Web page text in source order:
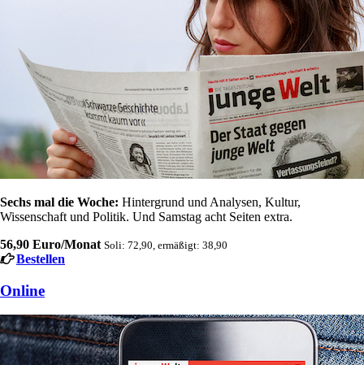
Sechs mal die Woche: Hintergrund und Analysen, Kultur,
Wissenschaft und Politik. Und Samstag acht Seiten extra.
56,90 Euro/Monat Soli: 72,90, ermäßigt: 38,90
Bestellen
Online